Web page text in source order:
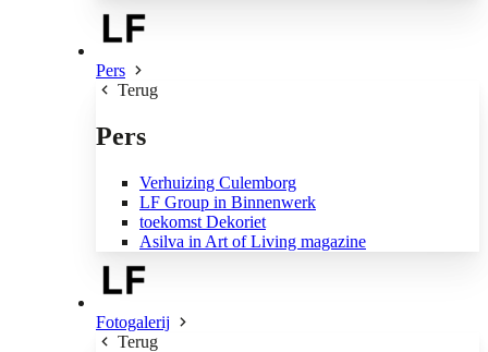
Pers
Terug
Pers
Verhuizing Culemborg
LF Group in Binnenwerk
toekomst Dekoriet
Asilva in Art of Living magazine
Fotogalerij
Terug